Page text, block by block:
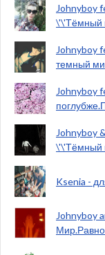
Johnyboy
\'\'Тёмный
Johnyboy
темный
Johnyboy
Johnyboy
\'\'Тёмный
Ksenia -
Johnyboy